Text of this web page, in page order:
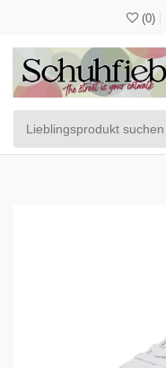
(0)